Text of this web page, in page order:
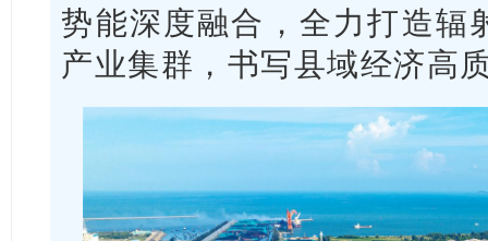
势能深度融合，全力打造辐
产业集群，书写县域经济高